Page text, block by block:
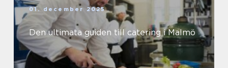
01. december 2025
Den ultimata guiden till catering i Malmö